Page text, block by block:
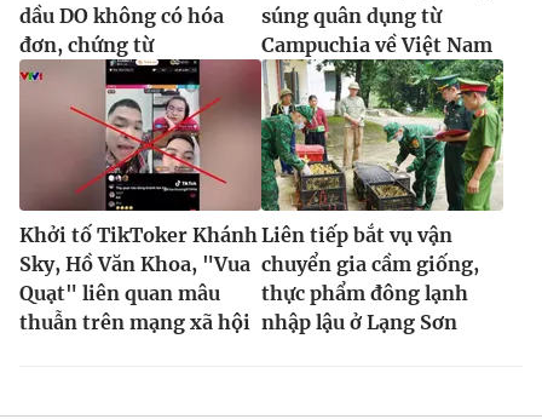
dầu DO không có hóa
đơn, chứng từ
súng quân dụng từ
Campuchia về Việt Nam
Khởi tố TikToker Khánh
Sky, Hồ Văn Khoa, "Vua
Quạt" liên quan mâu
thuẫn trên mạng xã hội
Liên tiếp bắt vụ vận
chuyển gia cầm giống,
thực phẩm đông lạnh
nhập lậu ở Lạng Sơn